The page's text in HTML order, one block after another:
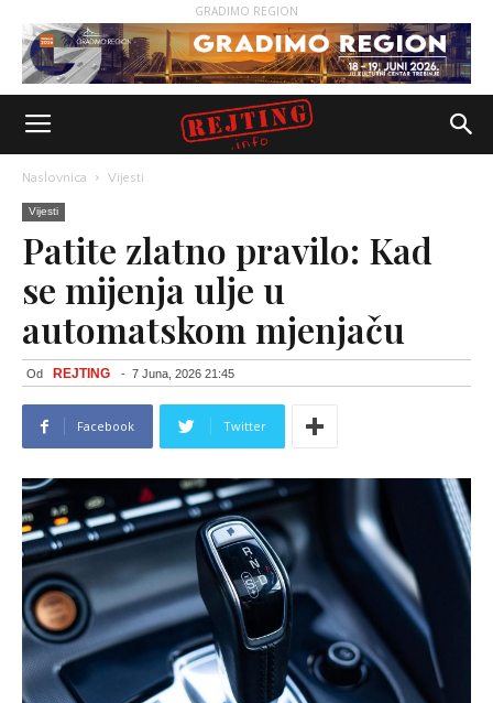
GRADIMO REGION
Naslovnica Vijesti
Vijesti
Patite zlatno pravilo: Kad
se mijenja ulje u
automatskom mjenjaču
Od REJTING - 7 Juna, 2026 21:45
Facebook Twitter